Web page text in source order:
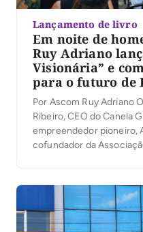
Lançamento de livro
Em noite de
Ruy Adriano
Visionária” e
para o futuro de
Por Ascom Ruy Adriano
Ribeiro, CEO do Canela
empreendedor pioneiro,
cofundador da
solenidade de
entidade. […]